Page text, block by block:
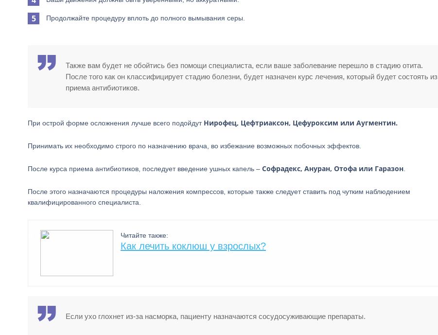
Продолжайте процедуру вплоть до полного вымывания серы.
Также вам будет не обойтись без помощи специалиста, если ваше заболевание перешло в стадию отита.
После того как он классифицирует стадию болезни, будет назначен курс лечения, который будет состоять из
приема антибиотиков.
При острой форме осложнения лучше всего подойдут Нирофец, Цефтриаксон, Цефуроксим или Аугментин.
Принимать их необходимо строго по назначению врача, во избежание возможных побочных эффектов.
После курса приема антибиотиков, последует введение ушных капель – Софрадекс, Ануран, Отофа или Гаразон
После этого назначаются процедуры наложения компрессов, которые также следует ставить под чутким наблюдением
квалифицированного специалиста.
Читайте также:
Как лечить коклюш у взрослых?
Если ухо глохнет из-за насморка, пациенту назначаются сосудосуживающие препараты.